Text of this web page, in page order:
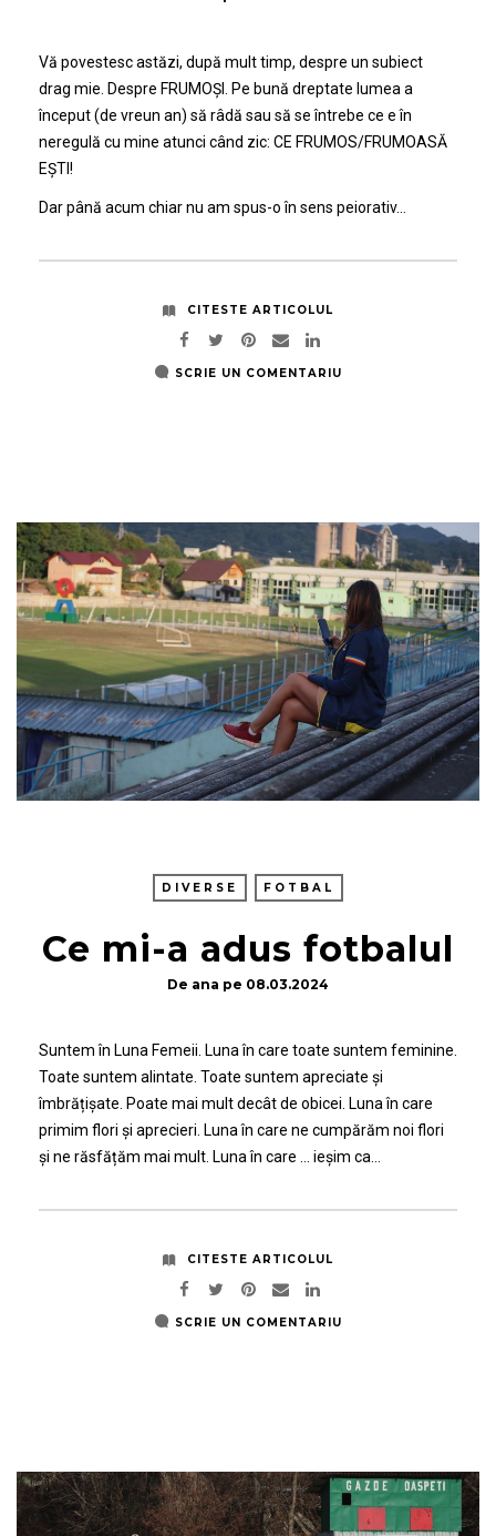
Vă povestesc astăzi, după mult timp, despre un subiect
drag mie. Despre FRUMOȘI. Pe bună dreptate lumea a
început (de vreun an) să râdă sau să se întrebe ce e în
neregulă cu mine atunci când zic: CE FRUMOS/FRUMOASĂ
EȘTI!
Dar până acum chiar nu am spus-o în sens peiorativ…
CITESTE ARTICOLUL
SCRIE UN COMENTARIU
DIVERSE FOTBAL
Ce mi-a adus fotbalul
De ana pe 08.03.2024
Suntem în Luna Femeii. Luna în care toate suntem feminine.
Toate suntem alintate. Toate suntem apreciate și
îmbrățișate. Poate mai mult decât de obicei. Luna în care
primim flori și aprecieri. Luna în care ne cumpărăm noi flori
și ne răsfățăm mai mult. Luna în care … ieșim ca…
CITESTE ARTICOLUL
SCRIE UN COMENTARIU